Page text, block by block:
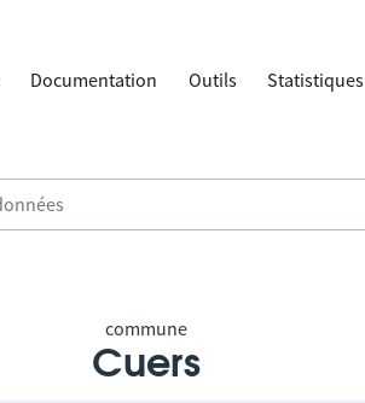
Documentation Outils Statistiques
commune
Cuers